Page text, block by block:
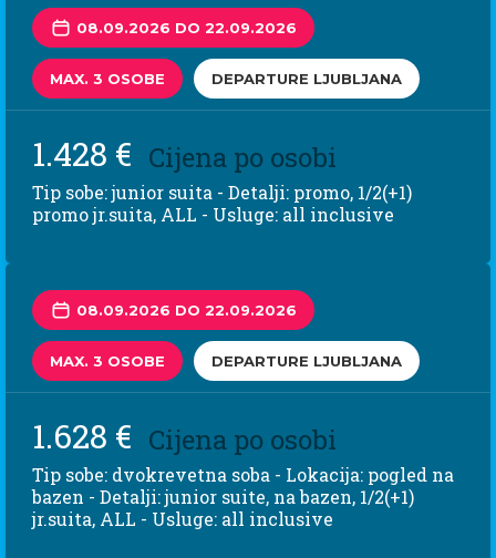
08.09.2026 DO 22.09.2026
MAX. 3 OSOBE DEPARTURE LJUBLJANA
1.428 € Cijena po osobi
Tip sobe: junior suita - Detalji: promo, 1/2(+1)
promo jr.suita, ALL - Usluge: all inclusive
08.09.2026 DO 22.09.2026
MAX. 3 OSOBE DEPARTURE LJUBLJANA
1.628 € Cijena po osobi
Tip sobe: dvokrevetna soba - Lokacija: pogled na
bazen - Detalji: junior suite, na bazen, 1/2(+1)
jr.suita, ALL - Usluge: all inclusive